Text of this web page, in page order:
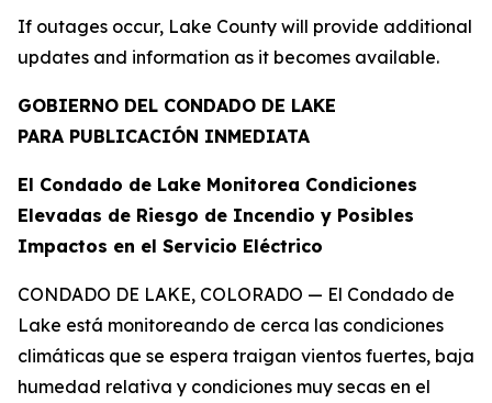
If outages occur, Lake County will provide additional
updates and information as it becomes available.
GOBIERNO DEL CONDADO DE LAKE
PARA PUBLICACIÓN INMEDIATA
El Condado de Lake Monitorea Condiciones
Elevadas de Riesgo de Incendio y Posibles
Impactos en el Servicio Eléctrico
CONDADO DE LAKE, COLORADO — El Condado de
Lake está monitoreando de cerca las condiciones
climáticas que se espera traigan vientos fuertes, baja
humedad relativa y condiciones muy secas en el